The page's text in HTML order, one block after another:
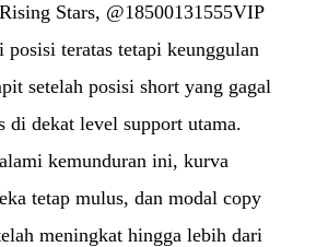
Stars, @18500131555VIP
posisi teratas tetapi keunggulan
setelah posisi short yang gagal
di dekat level support utama.
kemunduran ini, kurva
tetap mulus, dan modal copy
meningkat hingga lebih dari